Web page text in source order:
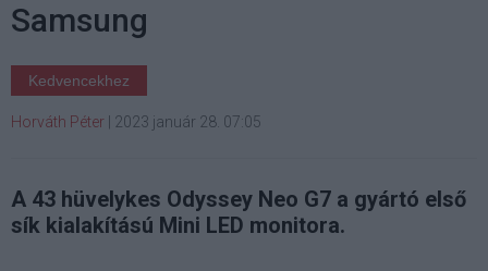
Samsung
Kedvencekhez
Horváth Péter 2023 január 28. 07:05
A 43 hüvelykes Odyssey Neo G7 a gyártó első
sík kialakítású Mini LED monitora.